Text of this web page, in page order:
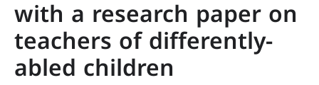
with a research paper on
teachers of differently-
abled children